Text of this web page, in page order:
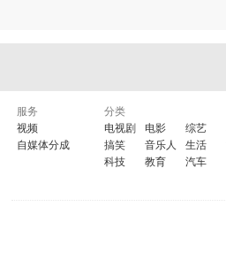
我渐渐地看清了
温馨的声音：我
水淙淙、汩汩滔
服务
视频
自媒体分成
分类
电视剧
电影 综艺
搞笑
音乐人 生活
科技
教育 汽车